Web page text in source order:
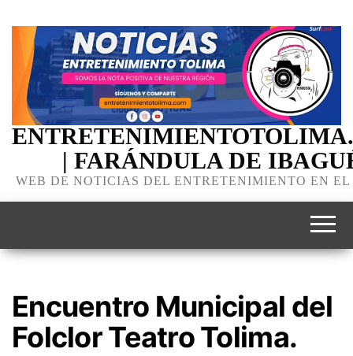
| FARÁNDULA DE
WEB DE NOTICIAS DEL ENTRETENIMIENTO EN
Encuentro Municipal del
Folclor Teatro Tolima.